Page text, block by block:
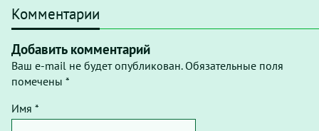
Комментарии
Добавить комментарий
Ваш e-mail не будет опубликован. Обязательные поля
помечены *
Имя *